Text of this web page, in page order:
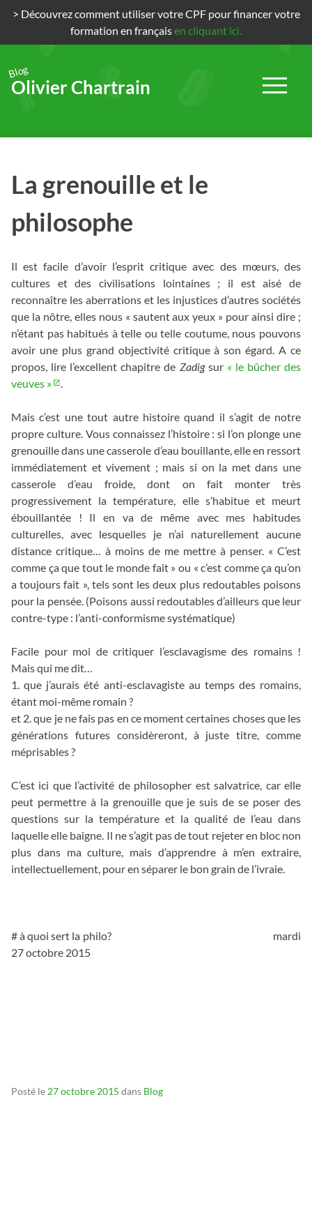
> Découvrez comment utiliser votre CPF pour financer votre
formation en françaisen cliquant ici.
Blog
Olivier Chartrain
La grenouille et le
philosophe
Il est facile d’avoir l’esprit critique avec des mœurs, des
cultures et des civilisations lointaines ; il est aisé de
reconnaître les aberrations et les injustices d’autres sociétés
que la nôtre, elles nous « sautent aux yeux » pour ainsi dire ;
n’étant pas habitués à telle ou telle coutume, nous pouvons
avoir une plus grand objectivité critique à son égard. A ce
propos, lire l’excellent chapitre de Zadigsur « le bûcher des
veuves »
Mais c’est une tout autre histoire quand il s’agit de notre
propre culture. Vous connaissez l’histoire : si l’on plonge une
grenouille dans une casserole d’eau bouillante, elle en ressort
immédiatement et vivement ; mais si on la met dans une
casserole d’eau froide, dont on fait monter très
progressivement la température, elle s’habitue et meurt
ébouillantée ! Il en va de même avec mes habitudes
culturelles, avec lesquelles je n’ai naturellement aucune
distance critique… à moins de me mettre à penser. « C’est
comme ça que tout le monde fait » ou « c’est comme ça qu’on
a toujours fait », tels sont les deux plus redoutables poisons
pour la pensée. (Poisons aussi redoutables d’ailleurs que leur
contre-type : l’anti-conformisme systématique)
Facile pour moi de critiquer l’esclavagisme des romains !
Mais qui me dit…
1. que j’aurais été anti-esclavagiste au temps des romains,
étant moi-même romain ?
et 2. que je ne fais pas en ce moment certaines choses que les
générations futures considèreront, à juste titre, comme
méprisables ?
C’est ici que l’activité de philosopher est salvatrice, car elle
peut permettre à la grenouille que je suis de se poser des
questions sur la température et la qualité de l’eau dans
laquelle elle baigne. Il ne s’agit pas de tout rejeter en bloc non
plus dans ma culture, mais d’apprendre à m’en extraire,
intellectuellement, pour en séparer le bon grain de l’ivraie.
# à quoi sert la philo? mardi
27 octobre 2015
Posté le 27 octobre 2015 dans Blog